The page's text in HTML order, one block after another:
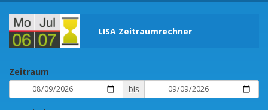
LISA Zeitraumrechner
Zeitraum
bis